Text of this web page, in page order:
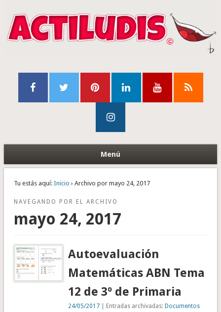
Menú
Tu estás aquí: Inicio › Archivo por mayo 24, 2017
NAVEGANDO POR EL ARCHIVO
mayo 24, 2017
Autoevaluación
Matemáticas ABN Tema
12 de 3º de Primaria
24/05/2017 | Entradas archivadas:Documentos